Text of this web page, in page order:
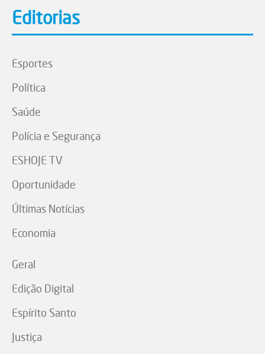
Editorias
Esportes
Política
Saúde
Polícia e Segurança
ESHOJE TV
Oportunidade
Últimas Notícias
Economia
Geral
Edição Digital
Espírito Santo
Justiça